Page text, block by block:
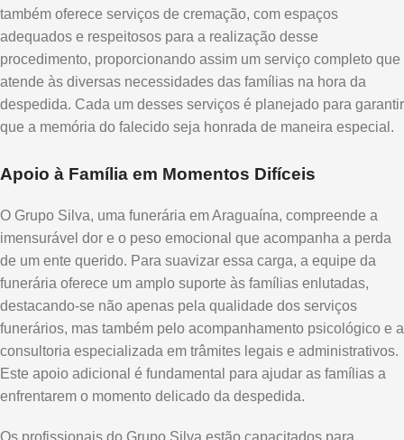
também oferece serviços de cremação, com espaços
adequados e respeitosos para a realização desse
procedimento, proporcionando assim um serviço completo que
atende às diversas necessidades das famílias na hora da
despedida. Cada um desses serviços é planejado para garantir
que a memória do falecido seja honrada de maneira especial.
Apoio à Família em Momentos Difíceis
O Grupo Silva, uma funerária em Araguaína, compreende a
imensurável dor e o peso emocional que acompanha a perda
de um ente querido. Para suavizar essa carga, a equipe da
funerária oferece um amplo suporte às famílias enlutadas,
destacando-se não apenas pela qualidade dos serviços
funerários, mas também pelo acompanhamento psicológico e a
consultoria especializada em trâmites legais e administrativos.
Este apoio adicional é fundamental para ajudar as famílias a
enfrentarem o momento delicado da despedida.
Os profissionais do Grupo Silva estão capacitados para